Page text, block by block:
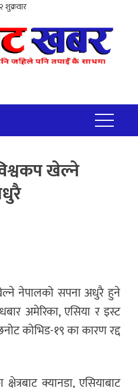
खेल्ने
नेपालको सपना अधुरै हुने
अमेरिका, एसिया र इस्ट
कोभिड-१९ का कारण रद्द
क्यानडा, एसियाबाट